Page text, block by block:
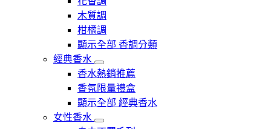
木質調
柑橘調
顯示全部 香調分類
經典香水
香水熱銷推薦
香氛限量禮盒
顯示全部 經典香水
女性香水